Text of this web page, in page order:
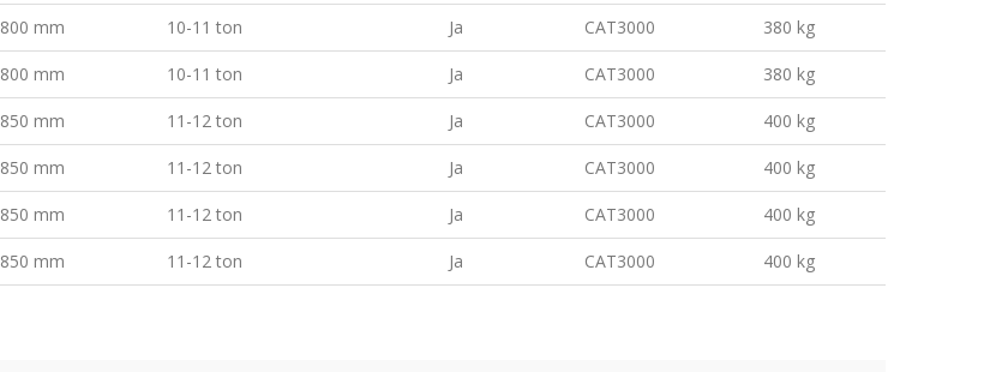
800 mm 10-11 ton Ja CAT3000 380 kg
800 mm 10-11 ton Ja CAT3000 380 kg
850 mm 11-12 ton Ja CAT3000 400 kg
850 mm 11-12 ton Ja CAT3000 400 kg
850 mm 11-12 ton Ja CAT3000 400 kg
850 mm 11-12 ton Ja CAT3000 400 kg